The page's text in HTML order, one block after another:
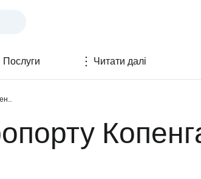
Послуги Читати далі
Прибуття та відправлення